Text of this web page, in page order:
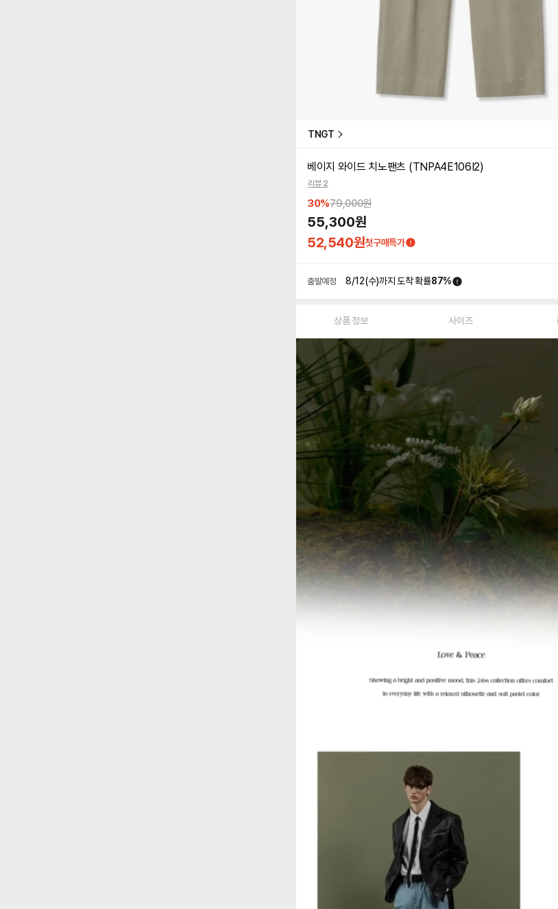
TNGT
베이지 와이드 치노팬츠 (TNPA4E106I2)
리뷰 2
30%79,000원
55,300원
52,540원첫구매특가
출발예정 8/12(수)까지 도착 확률87%
상품 정보 사이즈